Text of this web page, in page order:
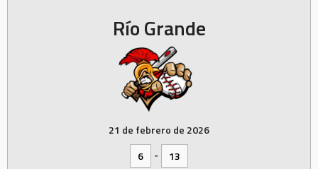
Río Grande
21 de febrero de 2026
6
-
13